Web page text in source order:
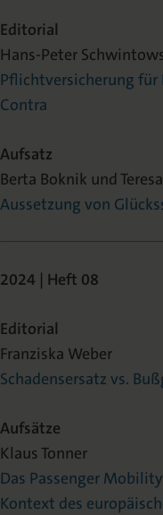
Editorial
Hans-Peter
Pflichtversicherung für
Contra
Aufsatz
Berta Boknik und
Aussetzung von
2024 | Heft 08
Editorial
Franziska Weber
Schadensersatz vs.
Aufsätze
Klaus Tonner
Das Passenger
Kontext des